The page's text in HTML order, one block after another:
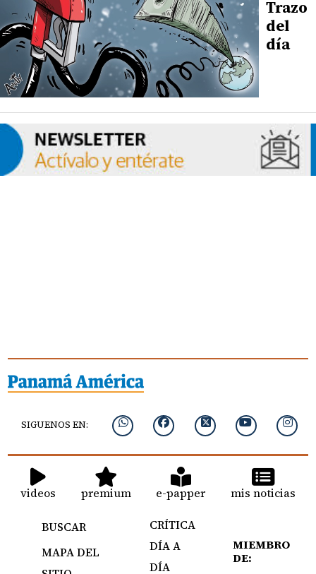
Trazo
del
día
SIGUENOS EN:
videos premium e-papper mis noticias
BUSCAR
MAPA DEL
CRÍTICA
DÍA A
DÍA
MIEMBRO
DE: